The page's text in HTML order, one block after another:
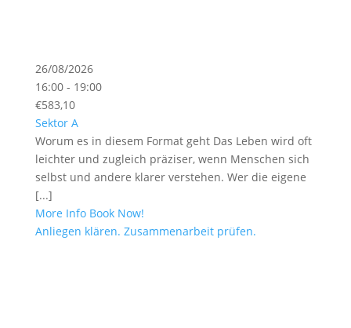
26/08/2026
16:00 - 19:00
€583,10
Sektor A
Worum es in diesem Format geht Das Leben wird oft
leichter und zugleich präziser, wenn Menschen sich
selbst und andere klarer verstehen. Wer die eigene
[...]
More Info Book Now!
Anliegen klären. Zusammenarbeit prüfen.